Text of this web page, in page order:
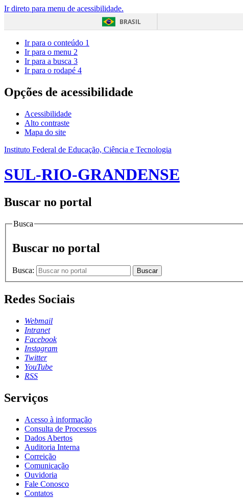
Ir direto para menu de acessibilidade.
BRASIL
Ir para o conteúdo 1
Ir para o menu 2
Ir para a busca 3
Ir para o rodapé 4
Opções de acessibilidade
Acessibilidade
Alto contraste
Mapa do site
Instituto Federal de Educação, Ciência e Tecnologia
SUL-RIO-GRANDENSE
Buscar no portal
Busca
Buscar no portal
Busca: Buscar
Redes Sociais
Webmail
Intranet
Facebook
Instagram
Twitter
YouTube
RSS
Serviços
Acesso à informação
Consulta de Processos
Dados Abertos
Auditoria Interna
Correição
Comunicação
Ouvidoria
Fale Conosco
Contatos